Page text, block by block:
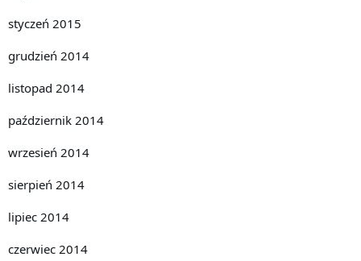
styczeń 2015
grudzień 2014
listopad 2014
październik 2014
wrzesień 2014
sierpień 2014
lipiec 2014
czerwiec 2014